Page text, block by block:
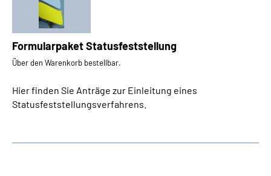
Formularpaket Statusfeststellung
Über den Warenkorb bestellbar.
Hier finden Sie Anträge zur Einleitung eines
Statusfeststellungsverfahrens.